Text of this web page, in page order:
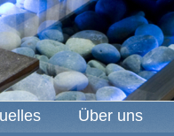
Über uns